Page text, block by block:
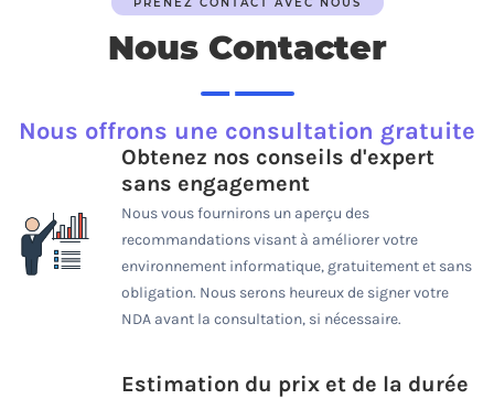
PRENEZ CONTACT AVEC NOUS
Nous Contacter
Nous offrons une consultation gratuite
Obtenez nos conseils d'expert
sans engagement
Nous vous fournirons un aperçu des
recommandations visant à améliorer votre
environnement informatique, gratuitement et sans
obligation. Nous serons heureux de signer votre
NDA avant la consultation, si nécessaire.
Estimation du prix et de la durée